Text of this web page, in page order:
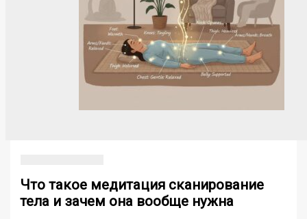
Что такое медитация сканирование
тела и зачем она вообще нужна